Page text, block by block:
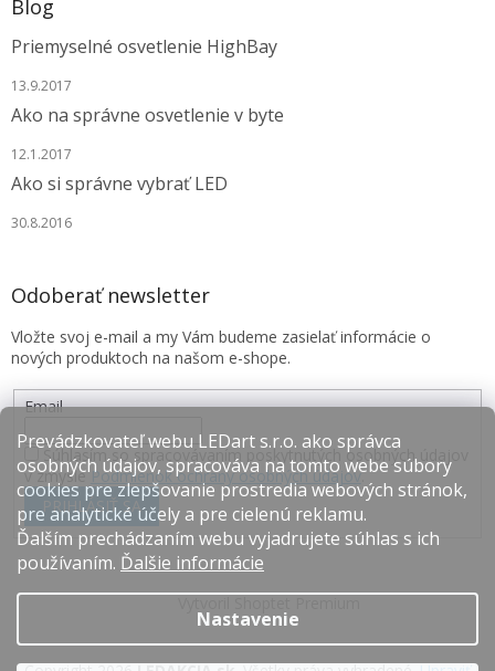
Prevádzkovateľ webu LEDart s.r.o. ako správca
osobných údajov, spracováva na tomto webe súbory
cookies pre zlepšovanie prostredia webových stránok,
pre analytické účely a pre cielenú reklamu.
Ďalším prechádzaním webu vyjadrujete súhlas s ich
používaním. Ďalšie informácie
Nastavenie
Blog
Priemyselné osvetlenie HighBay
13.9.2017
Ako na správne osvetlenie v byte
12.1.2017
Ako si správne vybrať LED
30.8.2016
Odoberať newsletter
Vložte svoj e-mail a my Vám budeme zasielať informácie o
nových produktoch na našom e-shope.
Email
Súhlasím so spracovávaním poskytnutých osobných údajov
v zmysle Podmienok ochrany osobných údajov.
PRIHLÁSIŤ SA